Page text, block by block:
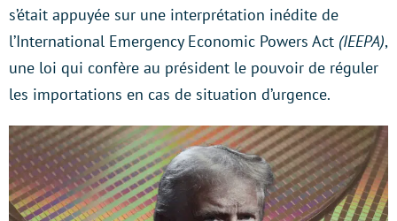
s’était appuyée sur une interprétation inédite de
l’International Emergency Economic Powers Act (IEEPA),
une loi qui confère au président le pouvoir de réguler
les importations en cas de situation d’urgence.